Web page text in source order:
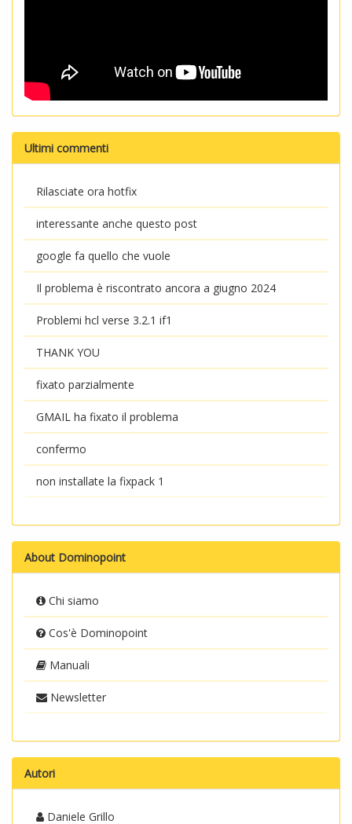
Ultimi commenti
Rilasciate ora hotfix
interessante anche questo post
google fa quello che vuole
Il problema è riscontrato ancora a giugno 2024
Problemi hcl verse 3.2.1 if1
THANK YOU
fixato parzialmente
GMAIL ha fixato il problema
confermo
non installate la fixpack 1
About Dominopoint
Chi siamo
Cos'è Dominopoint
Manuali
Newsletter
Autori
Daniele Grillo